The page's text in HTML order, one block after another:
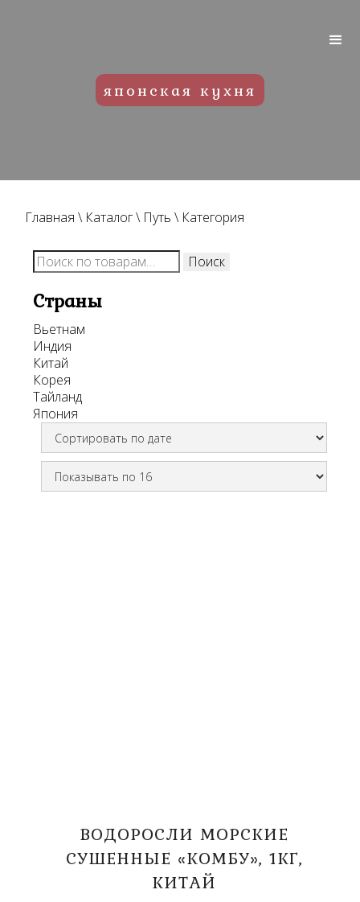
японская кухня
Главная \ Каталог\ Путь \ Категория
Искать: Поиск
Страны
Вьетнам
Индия
Китай
Корея
Тайланд
Япония
ВОДОРОСЛИ МОРСКИЕ
СУШЕННЫЕ «КОМБУ», 1КГ,
КИТАЙ